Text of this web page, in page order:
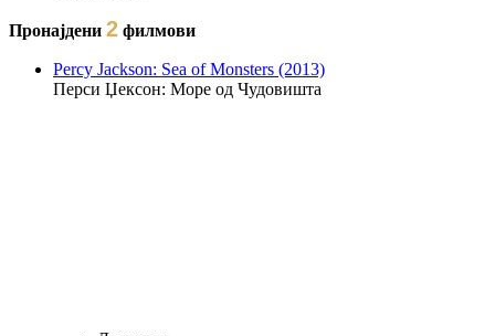
Пронајдени 2 филмови
Percy Jackson: Sea of Monsters (2013)
Перси Џексон: Море од Чудовишта